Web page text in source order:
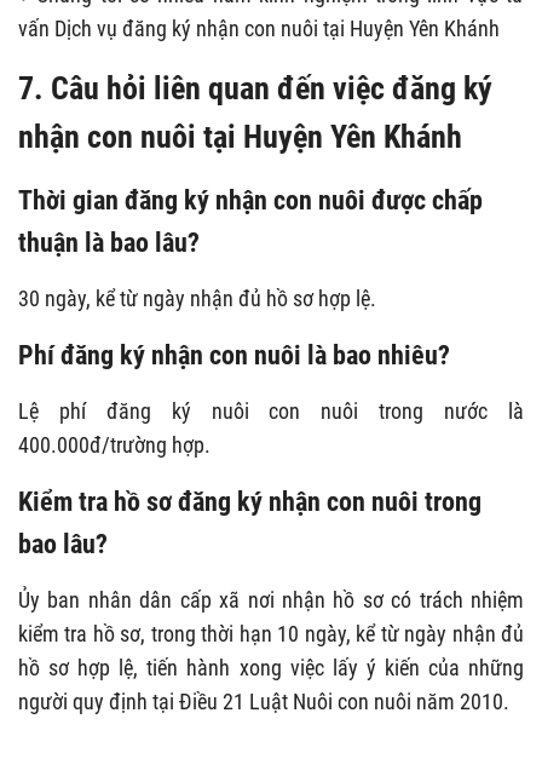
vấn Dịch vụ đăng ký nhận con nuôi tại Huyện Yên Khánh
7. Câu hỏi liên quan đến việc đăng ký
nhận con nuôi tại Huyện Yên Khánh
Thời gian đăng ký nhận con nuôi được chấp
thuận là bao lâu?
30 ngày, kể từ ngày nhận đủ hồ sơ hợp lệ.
Phí đăng ký nhận con nuôi là bao nhiêu?
Lệ phí đăng ký nuôi con nuôi trong nước là
400.000đ/trường hợp.
Kiểm tra hồ sơ đăng ký nhận con nuôi trong
bao lâu?
Ủy ban nhân dân cấp xã nơi nhận hồ sơ có trách nhiệm
kiểm tra hồ sơ, trong thời hạn 10 ngày, kể từ ngày nhận đủ
hồ sơ hợp lệ, tiến hành xong việc lấy ý kiến của những
người quy định tại Điều 21 Luật Nuôi con nuôi năm 2010.